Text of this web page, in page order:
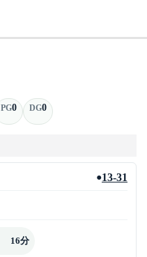
PG0 DG0
●13-31
16分